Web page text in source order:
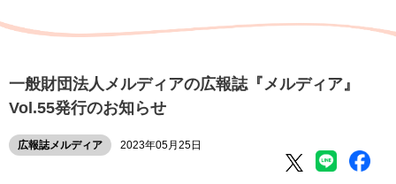
一般財団法人メルディアの広報誌『メルディア』
Vol.55発行のお知らせ
広報誌メルディア 2023年05月25日